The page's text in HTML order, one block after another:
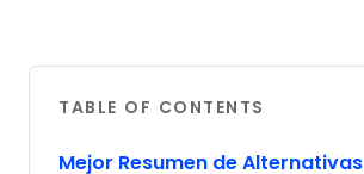
TABLE OF CONTENTS
Mejor Resumen de Alternativas